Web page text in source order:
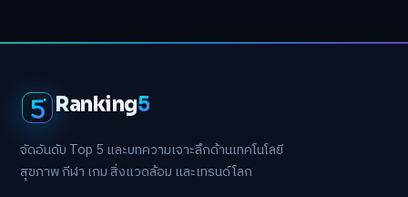
Ranking5
จัดอันดับ Top 5 และบทความเจาะลึกด้านเทคโนโลยี
สุขภาพ กีฬา เกม สิ่งแวดล้อม และเทรนด์โลก